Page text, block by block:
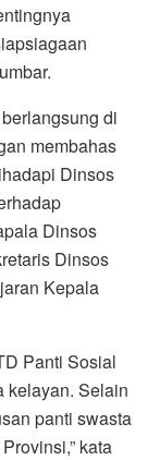
di
membahas
Dinsos
Dinsos
Dinsos
Kepala
Panti Sosial
kelayan. Selain
panti swasta
kata